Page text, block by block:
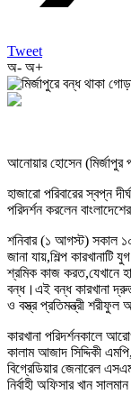
Tweet
অ- অ+
আনোয়ার হোসেন (মির্জাপুর
হাজারো পরিবারের স্বপ্ন
পরিদর্শন করলেন
শনিবার (১ আগস্ট) সকাল
জানা যায়,শিল্প
শ্রমিক কাজ করত,যেখানে
বন্ধ।এই বন্ধ কারখানা
ও বস্ত্র প্রতিমন্ত্রী
কারখানা পরিদর্শনকালে
কালাম আজাদ সিদ্দিকী
বিগ্রেডিয়ার জেনারেল
নির্বাহী অফিসার খান